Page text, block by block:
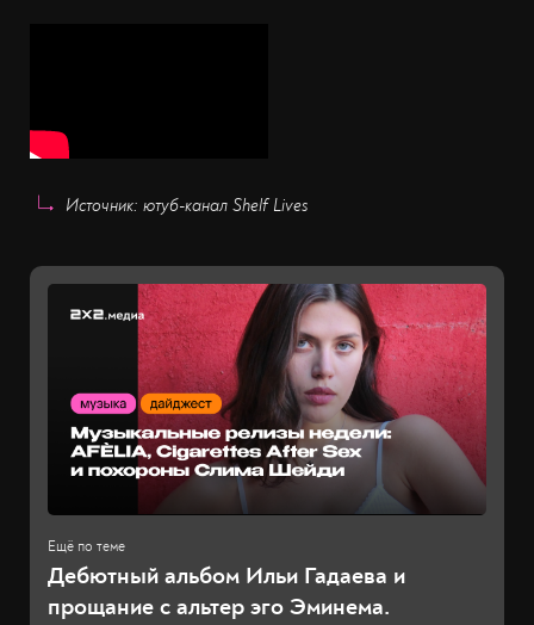
Источник: ютуб-канал Shelf Lives
Дебютный альбом Ильи Гадаева и
прощание с альтер эго Эминема.